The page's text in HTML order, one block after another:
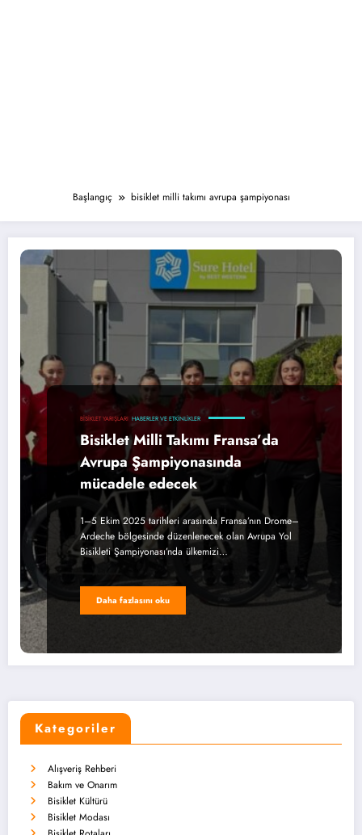
Başlangıç bisiklet milli takımı avrupa şampiyonası
BISIKLET YARIŞLARI HABERLER VE ETKINLIKLER
Bisiklet Milli Takımı Fransa’da
Avrupa Şampiyonasında
mücadele edecek
1–5 Ekim 2025 tarihleri arasında Fransa’nın Drome–
Ardeche bölgesinde düzenlenecek olan Avrupa Yol
Bisikleti Şampiyonası’nda ülkemizi…
Daha fazlasını oku
Kategoriler
Alışveriş Rehberi
Bakım ve Onarım
Bisiklet Kültürü
Bisiklet Modası